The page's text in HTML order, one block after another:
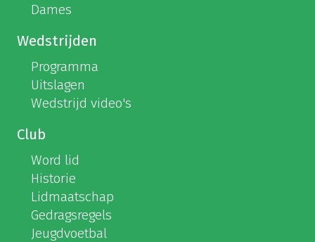
Dames
Wedstrijden
Programma
Uitslagen
Wedstrijd video's
Club
Word lid
Historie
Lidmaatschap
Gedragsregels
Jeugdvoetbal